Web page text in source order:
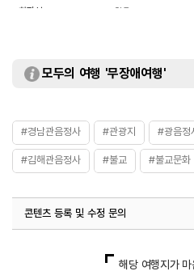
화장실
있음
모두의 여행 '무장애여행'
#경남관음정사 #관광지 #광음정
#김해관음정사 #불교 #불교문화
#전통사찰 #종교
콘텐츠 등록 및 수정 문의
해당 여행지가